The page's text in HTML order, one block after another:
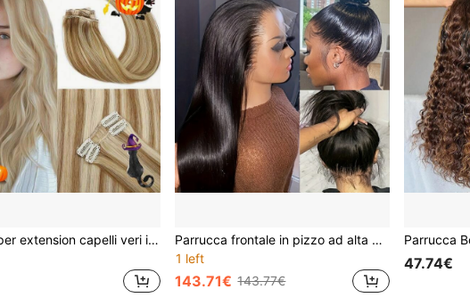
molletta per extension capelli veri in capelli umani, 8 pezzi/confezione, extension molletta in capelli umani Remy per donne, doppia trama, 8 pezzi con 18 molletta, 30-66 cm, costumi di Ognissanti
Parrucca frontale in pizzo ad alta definizione 13x4, parrucca frontale in pizzo dritta, parrucca in capelli vergini brasiliani al 100%, pizzo naturale 13x4, parrucca in pizzo pre-sfoltita, con baby hair, pizzo svizzero da orecchio a orecchio, crea un aspetto naturale
1 left
143.71€ 143.77€
47.74€